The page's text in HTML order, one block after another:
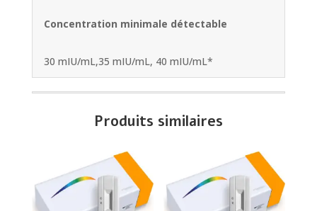
Concentration minimale détectable
30 mIU/mL,35 mIU/mL, 40 mIU/mL*
Produits similaires